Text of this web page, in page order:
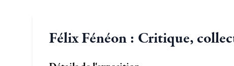
Félix Fénéon : Critique,